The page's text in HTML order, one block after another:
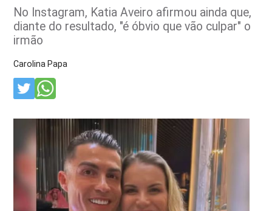
No Instagram, Katia Aveiro afirmou ainda que,
diante do resultado, "é óbvio que vão culpar" o
irmão
Carolina Papa